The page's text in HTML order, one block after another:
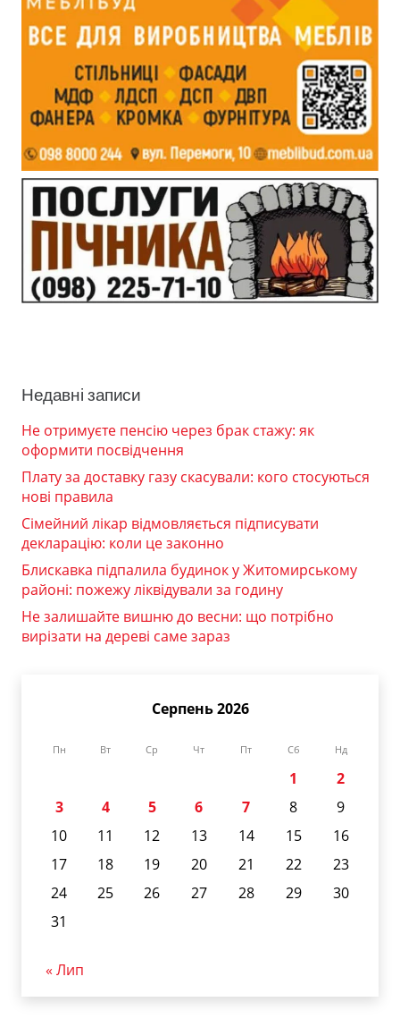
Недавні записи
Не отримуєте пенсію через брак стажу: як
оформити посвідчення
Плату за доставку газу скасували: кого стосуються
нові правила
Сімейний лікар відмовляється підписувати
декларацію: коли це законно
Блискавка підпалила будинок у Житомирському
районі: пожежу ліквідували за годину
Не залишайте вишню до весни: що потрібно
вирізати на дереві саме зараз
Серпень 2026
Пн Вт Ср Чт Пт Сб Нд
1
2
3
4 5 6 7 8
9
10
11 12 13 14 15
16
17
18 19 20 21 22
23
24
25 26 27 28 29
30
31
« Лип